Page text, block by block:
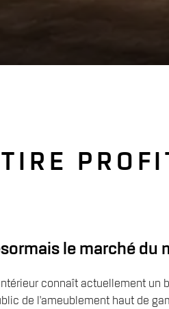
le marché du
connaît actuellement un
de l'ameublement haut de